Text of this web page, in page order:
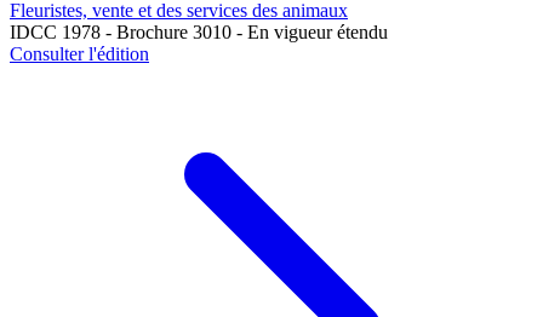
Fleuristes, vente et des services des animaux
IDCC 1978 - Brochure 3010 - En vigueur étendu
Consulter l'édition